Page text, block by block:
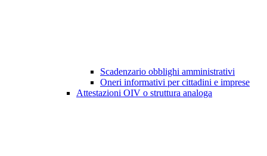
Scadenzario obblighi amministrativi
Oneri informativi per cittadini e imprese
Attestazioni OIV o struttura analoga